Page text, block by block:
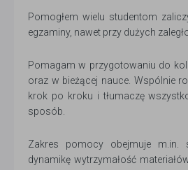
Pomogłem wielu studentom
egzaminy, nawet przy dużych
Pomagam w przygotowaniu do
oraz w bieżącej nauce. Wspólnie
krok po kroku i tłumaczę
sposób.
Zakres pomocy obejmuje m.in.
dynamikę wytrzymałość